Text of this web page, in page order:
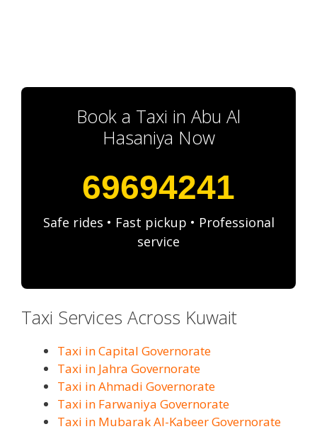
Book a Taxi in Abu Al
Hasaniya Now
69694241
Safe rides • Fast pickup • Professional
service
Taxi Services Across Kuwait
Taxi in Capital Governorate
Taxi in Jahra Governorate
Taxi in Ahmadi Governorate
Taxi in Farwaniya Governorate
Taxi in Mubarak Al-Kabeer Governorate